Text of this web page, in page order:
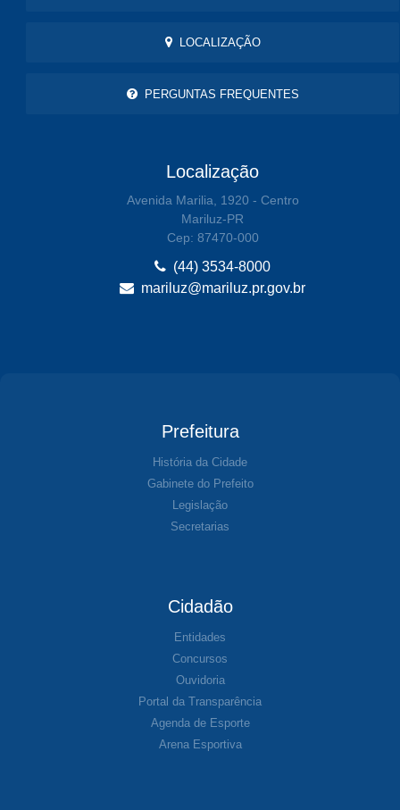
LOCALIZAÇÃO
PERGUNTAS FREQUENTES
Localização
Avenida Marilia, 1920 - Centro
Mariluz-PR
Cep: 87470-000
(44) 3534-8000
mariluz@mariluz.pr.gov.br
Prefeitura
História da Cidade
Gabinete do Prefeito
Legislação
Secretarias
Cidadão
Entidades
Concursos
Ouvidoria
Portal da Transparência
Agenda de Esporte
Arena Esportiva